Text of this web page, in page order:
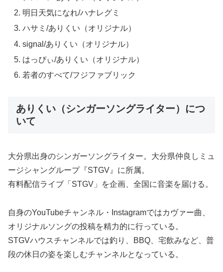
明日天気になれ/ハナレグミ
ハサミ/ありくい（オリジナル）
signal/ありくい（オリジナル）
はっぴぃ/ありくい（オリジナル）
若者のすべて/フジファブリック
ありくい（シンガーソングライター）につ
いて
大分県出身のシンガーソングライター。大分県仲良しミュ
ージシャングループ『STGV』に所属。
有料配信ライブ「STGV」を企画、全国に音楽を届ける。
自身のYouTubeチャンネル・Instagramではカヴァー曲、
オリジナルソングの投稿を精力的に行っている。
STGVハウスチャンネルでは釣り、BBQ、宅飲みなど、普
段の休日の姿を楽しむチャンネルとなっている。